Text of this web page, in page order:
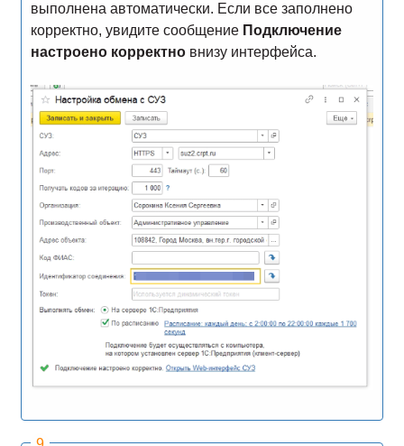
выполнена автоматически. Если все заполнено
корректно, увидите сообщение Подключение
настроено корректновнизу интерфейса.